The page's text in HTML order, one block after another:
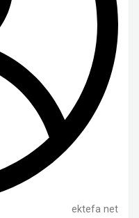
ektefa net